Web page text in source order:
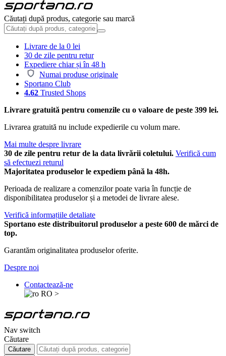
Căutați după produs, categorie sau marcă
Livrare de la 0 lei
30 de zile pentru retur
Expediere chiar și în 48 h
Numai produse originale
Sportano Club
4.62 Trusted Shops
Livrare gratuită pentru comenzile cu o valoare de peste 399 lei.
Livrarea gratuită nu include expedierile cu volum mare.
Mai multe despre livrare
30 de zile pentru retur de la data livrării coletului. Verifică cum
să efectuezi returul
Majoritatea produselor le expediem până la 48h.
Perioada de realizare a comenzilor poate varia în funcție de
disponibilitatea produselor și a metodei de livrare alese.
Verifică informațiile detaliate
Sportano este distribuitorul produselor a peste 600 de mărci de
top.
Garantăm originalitatea produselor oferite.
Despre noi
Contactează-ne
RO >
Nav switch
Căutare
Căutare